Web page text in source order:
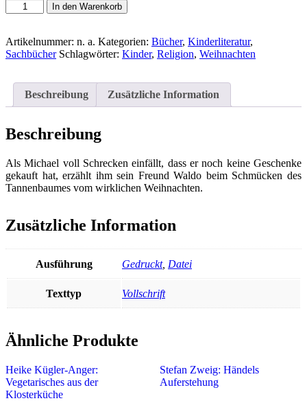
Wilhelm,
Hans:
erzähl
mir
Menge
In den Warenkorb
Artikelnummer: n. a. Kategorien: Bücher, Kinderliteratur,
Sachbücher Schlagwörter: Kinder, Religion, Weihnachten
Beschreibung Zusätzliche Information
Beschreibung
Als Michael voll Schrecken einfällt, dass er noch keine Geschenke
gekauft hat, erzählt ihm sein Freund Waldo beim Schmücken des
Tannenbaumes vom wirklichen Weihnachten.
Zusätzliche Information
Ausführung Gedruckt, Datei
Texttyp Vollschrift
Ähnliche Produkte
Heike Kügler-Anger:
Vegetarisches aus der
Klosterküche
Stefan Zweig: Händels
Auferstehung